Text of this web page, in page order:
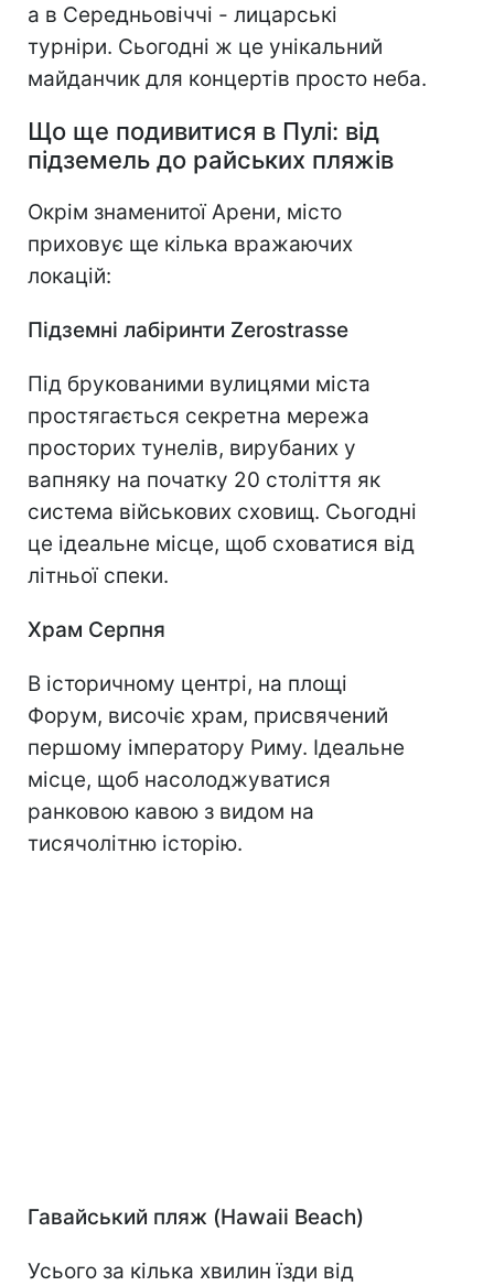
а в Середньовіччі - лицарські
турніри. Сьогодні ж це унікальний
майданчик для концертів просто неба.
Що ще подивитися в Пулі: від
підземель до райських пляжів
Окрім знаменитої Арени, місто
приховує ще кілька вражаючих
локацій:
Підземні лабіринти Zerostrasse
Під брукованими вулицями міста
простягається секретна мережа
просторих тунелів, вирубаних у
вапняку на початку 20 століття як
система військових сховищ. Сьогодні
це ідеальне місце, щоб сховатися від
літньої спеки.
Храм Серпня
В історичному центрі, на площі
Форум, височіє храм, присвячений
першому імператору Риму. Ідеальне
місце, щоб насолоджуватися
ранковою кавою з видом на
тисячолітню історію.
Гавайський пляж (Hawaii Beach)
Усього за кілька хвилин їзди від